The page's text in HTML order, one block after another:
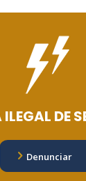
DE
Denunciar